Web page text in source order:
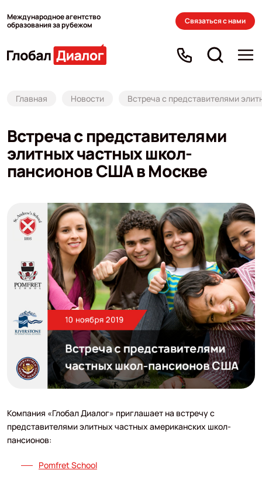
Международное агентство
образования за рубежом
Связаться с нами
Главная Новости Встреча с представителями
Встреча с представителями
элитных частных школ-
пансионов США в Москве
Компания «Глобал Диалог» приглашает на встречу с
представителями элитных частных американских школ-
пансионов:
Pomfret School